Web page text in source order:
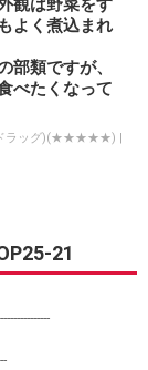
観は野菜をす
よく煮込まれ
部類ですが、
べたくなって
ドラッグ)(★★★★★) |
21